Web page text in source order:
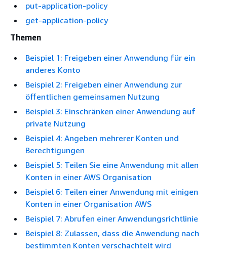
put-application-policy
get-application-policy
Themen
Beispiel 1: Freigeben einer Anwendung für ein
anderes Konto
Beispiel 2: Freigeben einer Anwendung zur
öffentlichen gemeinsamen Nutzung
Beispiel 3: Einschränken einer Anwendung auf
private Nutzung
Beispiel 4: Angeben mehrerer Konten und
Berechtigungen
Beispiel 5: Teilen Sie eine Anwendung mit allen
Konten in einer AWS Organisation
Beispiel 6: Teilen einer Anwendung mit einigen
Konten in einer Organisation AWS
Beispiel 7: Abrufen einer Anwendungsrichtlinie
Beispiel 8: Zulassen, dass die Anwendung nach
bestimmten Konten verschachtelt wird